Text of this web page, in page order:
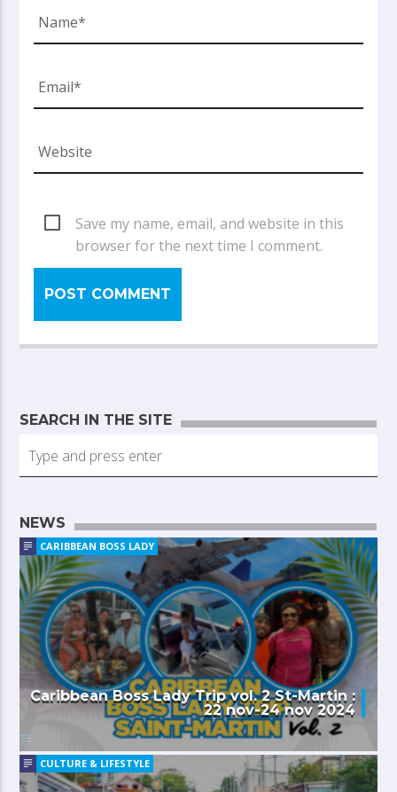
Save my name, email, and website in this
browser for the next time I comment.
SEARCH IN THE SITE
NEWS
CARIBBEAN BOSS LADY
Caribbean Boss Lady Trip vol. 2 St-Martin :
22 nov-24 nov 2024
CULTURE & LIFESTYLE